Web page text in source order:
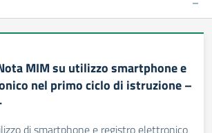
MIM su utilizzo smartphone e
nel primo ciclo di istruzione –
di smartphone e registro elettronico